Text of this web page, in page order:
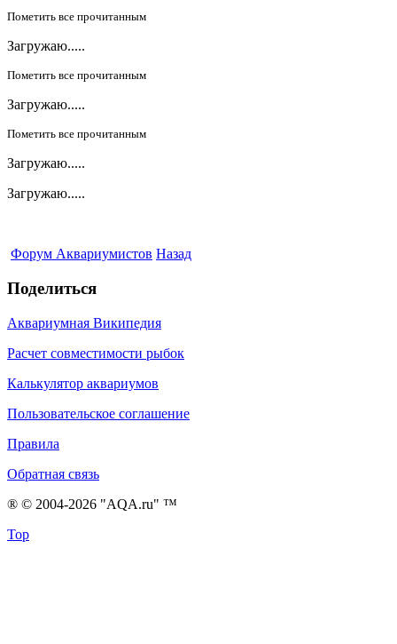
Пометить все прочитанным
Загружаю.....
Пометить все прочитанным
Загружаю.....
Пометить все прочитанным
Загружаю.....
Загружаю.....
Форум Аквариумистов Назад
Поделиться
Аквариумная Википедия
Расчет совместимости рыбок
Калькулятор аквариумов
Пользовательское соглашение
Правила
Обратная связь
® © 2004-2026 "AQA.ru" ™
Top